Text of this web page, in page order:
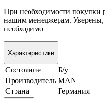
При необходимости покупки
нашим менеджерам.
необходимо
Характеристики
Состояние
Б/у
Производитель MAN
Страна
Германия